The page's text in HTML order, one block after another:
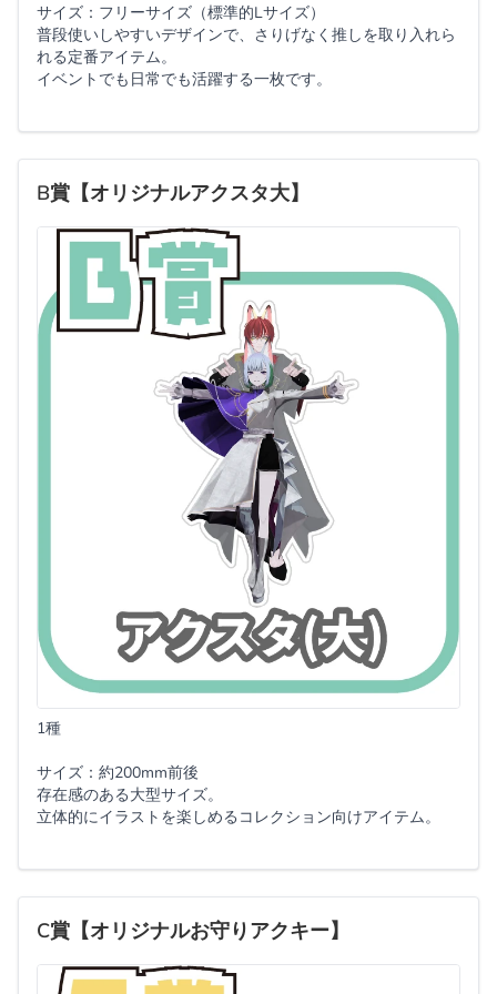
サイズ：フリーサイズ（標準的Lサイズ）
普段使いしやすいデザインで、さりげなく推しを取り入れら
れる定番アイテム。
イベントでも日常でも活躍する一枚です。
B賞【オリジナルアクスタ大】
1種
サイズ：約200mm前後
存在感のある大型サイズ。
立体的にイラストを楽しめるコレクション向けアイテム。
C賞【オリジナルお守りアクキー】